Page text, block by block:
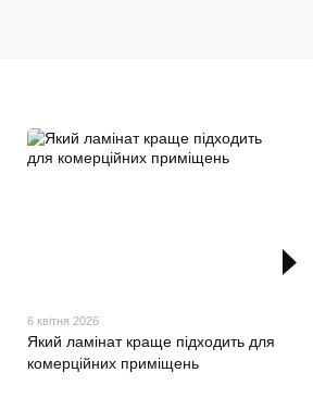
6 квітня 2026
Який ламінат краще підходить для
комерційних приміщень